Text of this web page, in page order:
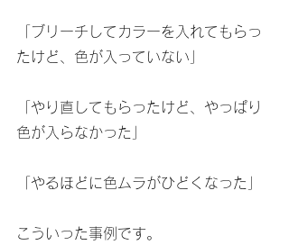
「ブリーチしてカラーを入れてもらっ
たけど、色が入っていない」
「やり直してもらったけど、やっぱり
色が入らなかった」
「やるほどに色ムラがひどくなった」
こういった事例です。